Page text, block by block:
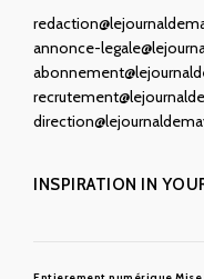
annonce-
INSPIRATION IN